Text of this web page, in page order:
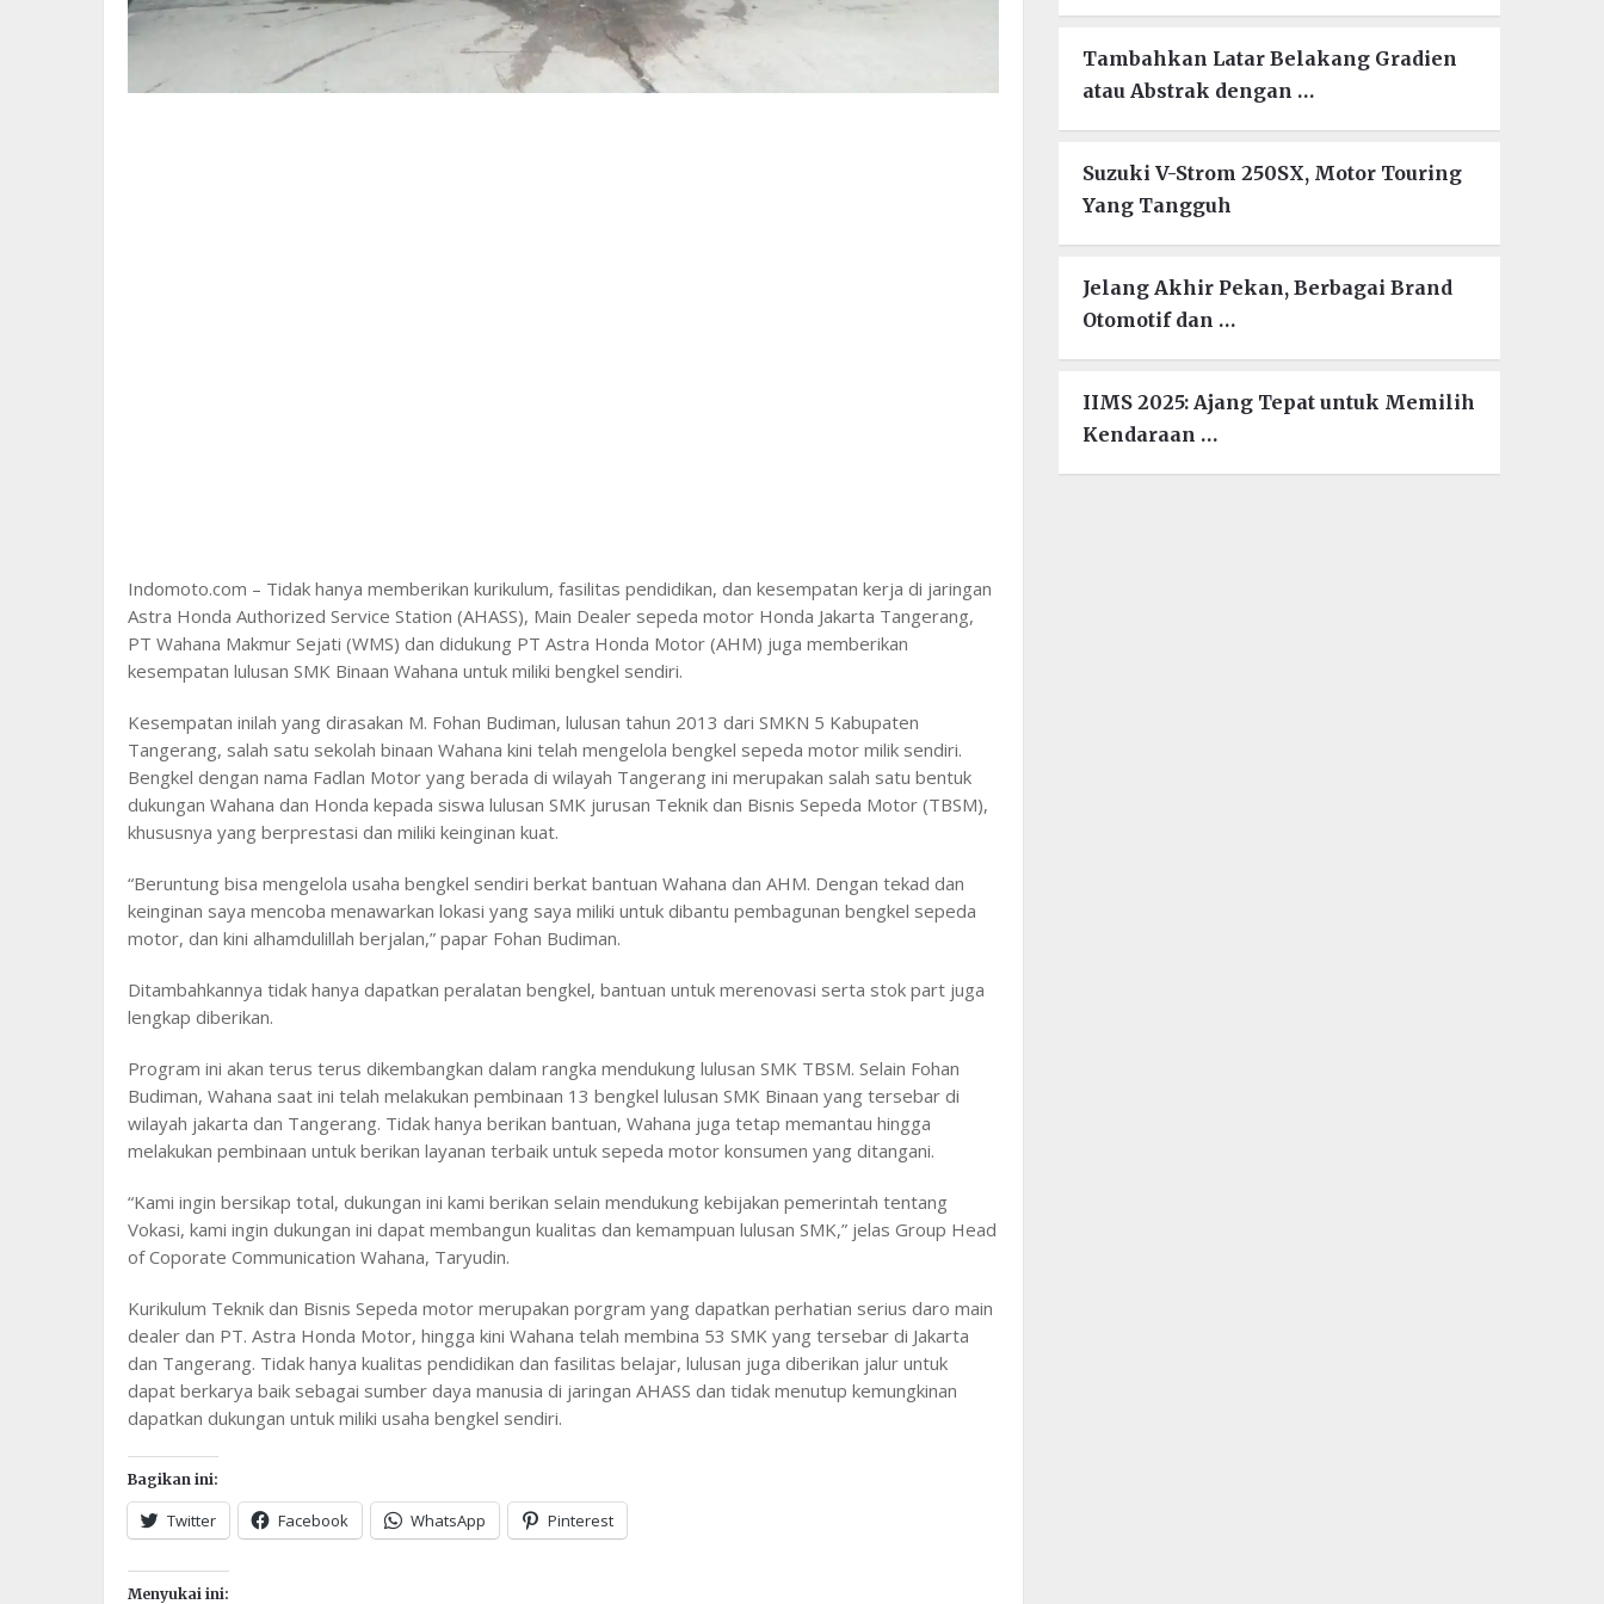
Indomoto.com – Tidak hanya memberikan kurikulum, fasilitas pendidikan, dan kesempatan kerja di jaringan
Astra Honda Authorized Service Station (AHASS), Main Dealer sepeda motor Honda Jakarta Tangerang,
PT Wahana Makmur Sejati (WMS) dan didukung PT Astra Honda Motor (AHM) juga memberikan
kesempatan lulusan SMK Binaan Wahana untuk miliki bengkel sendiri.
Kesempatan inilah yang dirasakan M. Fohan Budiman, lulusan tahun 2013 dari SMKN 5 Kabupaten
Tangerang, salah satu sekolah binaan Wahana kini telah mengelola bengkel sepeda motor milik sendiri.
Bengkel dengan nama Fadlan Motor yang berada di wilayah Tangerang ini merupakan salah satu bentuk
dukungan Wahana dan Honda kepada siswa lulusan SMK jurusan Teknik dan Bisnis Sepeda Motor (TBSM),
khususnya yang berprestasi dan miliki keinginan kuat.
“Beruntung bisa mengelola usaha bengkel sendiri berkat bantuan Wahana dan AHM. Dengan tekad dan
keinginan saya mencoba menawarkan lokasi yang saya miliki untuk dibantu pembagunan bengkel sepeda
motor, dan kini alhamdulillah berjalan,” papar Fohan Budiman.
Ditambahkannya tidak hanya dapatkan peralatan bengkel, bantuan untuk merenovasi serta stok part juga
lengkap diberikan.
Program ini akan terus terus dikembangkan dalam rangka mendukung lulusan SMK TBSM. Selain Fohan
Budiman, Wahana saat ini telah melakukan pembinaan 13 bengkel lulusan SMK Binaan yang tersebar di
wilayah jakarta dan Tangerang. Tidak hanya berikan bantuan, Wahana juga tetap memantau hingga
melakukan pembinaan untuk berikan layanan terbaik untuk sepeda motor konsumen yang ditangani.
“Kami ingin bersikap total, dukungan ini kami berikan selain mendukung kebijakan pemerintah tentang
Vokasi, kami ingin dukungan ini dapat membangun kualitas dan kemampuan lulusan SMK,” jelas Group Head
of Coporate Communication Wahana, Taryudin.
Kurikulum Teknik dan Bisnis Sepeda motor merupakan porgram yang dapatkan perhatian serius daro main
dealer dan PT. Astra Honda Motor, hingga kini Wahana telah membina 53 SMK yang tersebar di Jakarta
dan Tangerang. Tidak hanya kualitas pendidikan dan fasilitas belajar, lulusan juga diberikan jalur untuk
dapat berkarya baik sebagai sumber daya manusia di jaringan AHASS dan tidak menutup kemungkinan
dapatkan dukungan untuk miliki usaha bengkel sendiri.
Bagikan ini:
Twitter Facebook WhatsApp Pinterest
Menyukai ini:
Tambahkan Latar Belakang Gradien
atau Abstrak dengan …
Suzuki V-Strom 250SX, Motor Touring
Yang Tangguh
Jelang Akhir Pekan, Berbagai Brand
Otomotif dan …
IIMS 2025: Ajang Tepat untuk Memilih
Kendaraan …